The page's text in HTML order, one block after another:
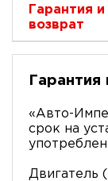
Гарантия и
возврат
Гарантия
«Авто-
срок на
Двигатель